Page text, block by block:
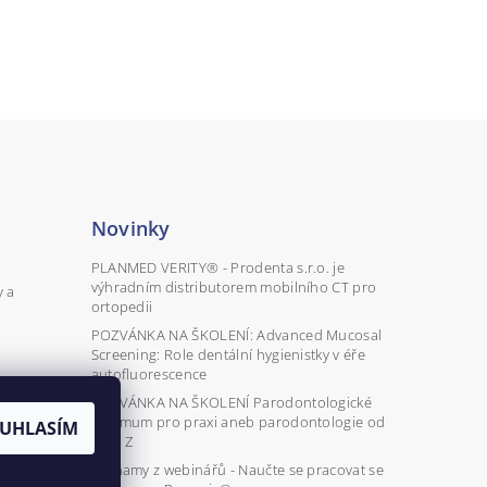
a
Novinky
PLANMED VERITY® - Prodenta s.r.o. je
výhradním distributorem mobilního CT pro
ortopedii
POZVÁNKA NA ŠKOLENÍ: Advanced Mucosal
Screening: Role dentální hygienistky v éře
autofluorescence
POZVÁNKA NA ŠKOLENÍ Parodontologické
minimum pro praxi aneb parodontologie od
A do Z
Záznamy z webinářů - Naučte se pracovat se